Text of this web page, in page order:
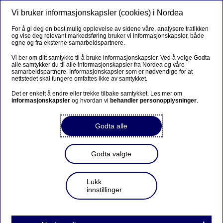
Privat
Priser for medlemmer av Econa
Vi endrer rentene
Vi setter opp rentene på innskudd og boliglån med inntil
0,25 prosentpoeng.
Les mer om renteendringen
Boliglån
Vi bruker informasjonskapsler (cookies) i Nordea
For å gi deg en best mulig opplevelse av sidene våre, analysere trafikken
og vise deg relevant markedsføring bruker vi informasjonskapsler, både
egne og fra eksterne samarbeidspartnere.
Vi ber om ditt samtykke til å bruke informasjonskapsler. Ved å velge Godta
alle samtykker du til alle informasjonskapsler fra Nordea og våre
samarbeidspartnere. Informasjonskapsler som er nødvendige for at
nettstedet skal fungere omfattes ikke av samtykket.
Det er enkelt å endre eller trekke tilbake samtykket. Les mer om
informasjonskapsler og hvordan vi behandler personopplysninger.
Godta alle
Godta valgte
Lukk
innstillinger